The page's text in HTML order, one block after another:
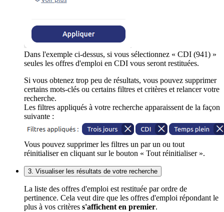
Dans l'exemple ci-dessus, si vous sélectionnez « CDI (941) »
seules les offres d'emploi en CDI vous seront restituées.
Si vous obtenez trop peu de résultats, vous pouvez supprimer
certains mots-clés ou certains filtres et critères et relancer votre
recherche.
Les filtres appliqués à votre recherche apparaissent de la façon
suivante :
Vous pouvez supprimer les filtres un par un ou tout
réinitialiser en cliquant sur le bouton « Tout réinitialiser ».
3. Visualiser les résultats de votre recherche
La liste des offres d'emploi est restituée par ordre de
pertinence. Cela veut dire que les offres d'emploi répondant le
plus à vos critères s'affichent en premier.